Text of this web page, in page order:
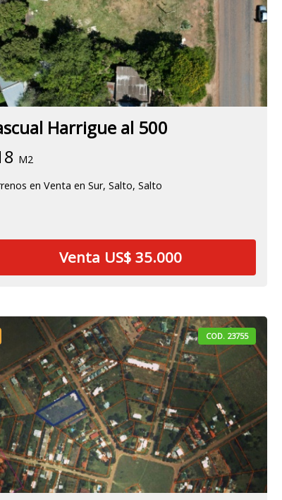
Harrigue al 500
M2
en Venta en Sur, Salto, Salto
Venta US$ 35.000
COD. 23755